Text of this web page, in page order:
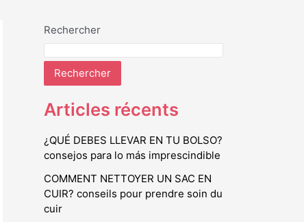
Rechercher
Rechercher
Articles récents
¿QUÉ DEBES LLEVAR EN TU BOLSO?
consejos para lo más imprescindible
COMMENT NETTOYER UN SAC EN
CUIR? conseils pour prendre soin du
cuir